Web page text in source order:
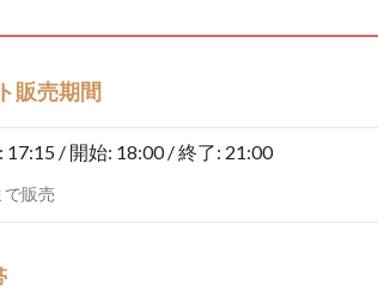
販売期間
17:15 / 開始: 18:00 / 終了: 21:00
販売